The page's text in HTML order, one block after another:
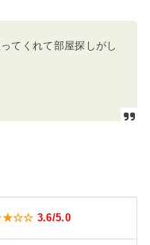
てくれて部屋探しがし
3.6/5.0